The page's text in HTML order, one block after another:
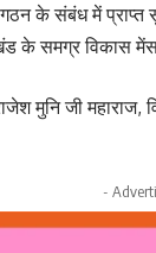
के संबंध में प्राप्त
के समग्र विकास
मुनि जी
-